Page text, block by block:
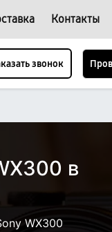
Контакты
звонок
в
WX300